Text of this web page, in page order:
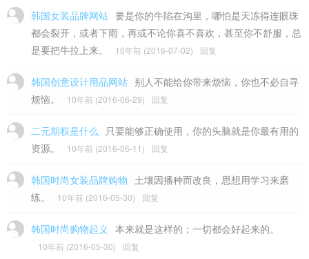
韩国女装品牌网站 要是你的牛陷在沟里，哪怕是天冻得连眼珠
都会裂开，或者下雨，再或不论你喜不喜欢，甚至你不舒服，总
是要把牛拉上来。
10年前 (2016-07-02) 回复
韩国创意设计用品网站 别人不能给你带来烦恼，你也不必自寻
烦恼。
10年前 (2016-06-29) 回复
二元期权是什么
只要能够正确使用，你的头脑就是你最有用的
资源。
10年前 (2016-06-11) 回复
韩国时尚女装品牌购物 土壤因播种而改良，思想用学习来磨
练。
10年前 (2016-05-30) 回复
韩国时尚购物起义 本来就是这样的；一切都会好起来的。
10年前 (2016-05-30) 回复